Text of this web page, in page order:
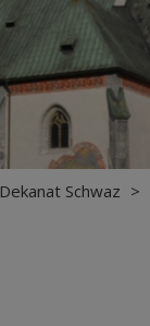
Dekanat Schwaz >